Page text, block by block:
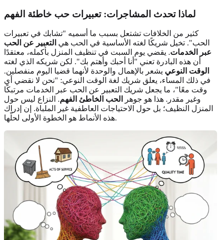
لماذا تحدث المشاجرات: تعبيرات حب خاطئة الفهم
كثير من الخلافات تشتعل بسبب ما أسميه "تشابك في تعبيرات
الحب". تخيل شريكًا لغته الأساسية في الحب هي التعبير عن الحب
عبر الخدمات. يقضي يوم السبت في تنظيف المنزل بأكمله، معتقدًا
أن هذه البادرة تعني "أنا أحبك وأهتم بك". لكن شريكه الذي لغته
الوقت النوعي يشعر بالإهمال والوحدة لأنهما قضيا اليوم منفصلين.
في ذلك المساء، يعلق شريك لغة الوقت النوعي: "نحن لا نقضي أي
وقت معًا"، ما يجعل شريك التعبير عن الحب عبر الخدمات مرتبكًا
وغير مقدر. هذا هو جوهر
الحب الخاطئ الفهم. النزاع ليس حول
المنزل النظيف؛ بل حول الاحتياجات العاطفية غير الملباة. إن إدراك
هذه الأنماط هو الخطوة الأولى لحلّها.